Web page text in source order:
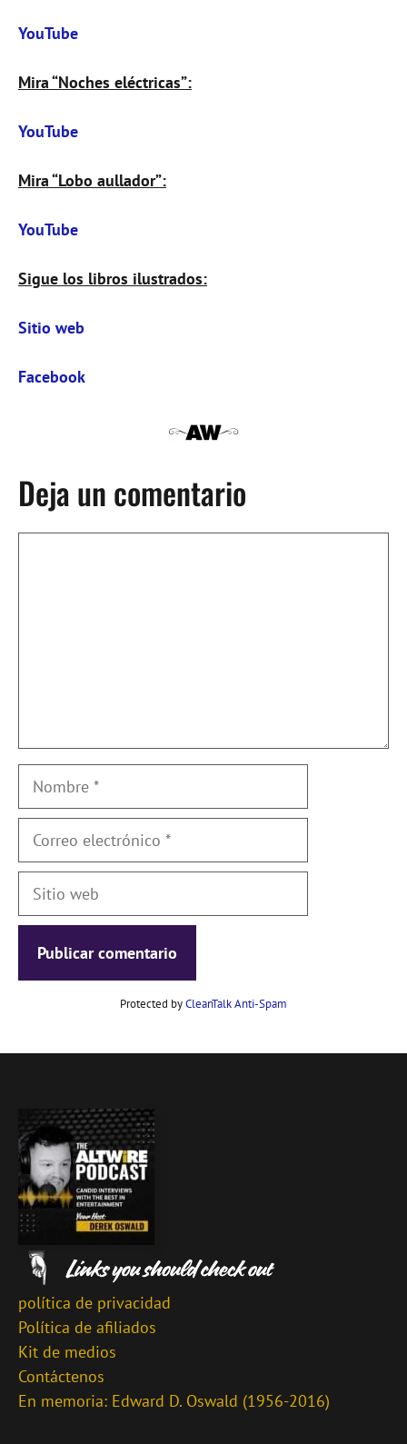
YouTube
Mira “Noches eléctricas”:
YouTube
Mira “Lobo aullador”:
YouTube
Sigue los libros ilustrados:
Sitio web
Facebook
Deja un comentario
Nombre
Correo
Sitio
Protected byCleanTalk Anti-Spam
política de privacidad
Política de afiliados
Kit de medios
Contáctenos
En memoria: Edward D. Oswald (1956-2016)